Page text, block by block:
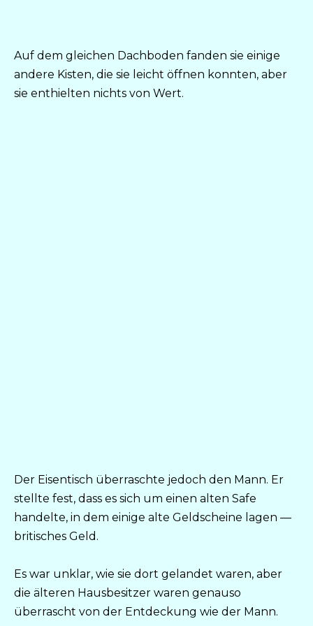
Auf dem gleichen Dachboden fanden sie einige
andere Kisten, die sie leicht öffnen konnten, aber
sie enthielten nichts von Wert.
Der Eisentisch überraschte jedoch den Mann. Er
stellte fest, dass es sich um einen alten Safe
handelte, in dem einige alte Geldscheine lagen —
britisches Geld.
Es war unklar, wie sie dort gelandet waren, aber
die älteren Hausbesitzer waren genauso
überrascht von der Entdeckung wie der Mann.